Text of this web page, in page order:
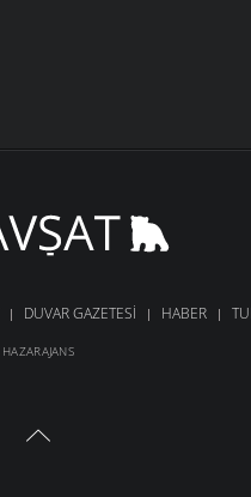
DUVAR GAZETESI HABER
HAZARAJANS